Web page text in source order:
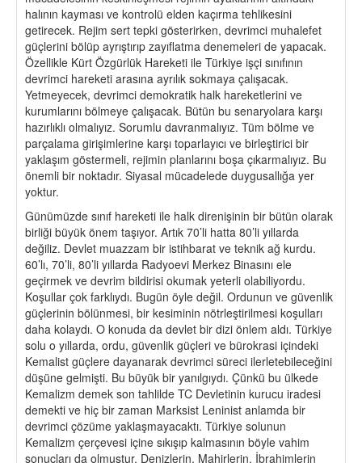
halının kayması ve kontrolü elden kaçırma tehlikesini
getirecek. Rejim sert tepki gösterirken, devrimci muhalefet
güçlerini bölüp ayrıştırıp zayıflatma denemeleri de yapacak.
Özellikle Kürt Özgürlük Hareketi ile Türkiye işçi sınıfının
devrimci hareketi arasına ayrılık sokmaya çalışacak.
Yetmeyecek, devrimci demokratik halk hareketlerini ve
kurumlarını bölmeye çalışacak. Bütün bu senaryolara karşı
hazırlıklı olmalıyız. Sorumlu davranmalıyız. Tüm bölme ve
parçalama girişimlerine karşı toparlayıcı ve birleştirici bir
yaklaşım göstermeli, rejimin planlarını boşa çıkarmalıyız. Bu
önemli bir noktadır. Siyasal mücadelede duygusallığa yer
yoktur.
Günümüzde sınıf hareketi ile halk direnişinin bir bütün olarak
birliği büyük önem taşıyor. Artık 70’li hatta 80’li yıllarda
değiliz. Devlet muazzam bir istihbarat ve teknik ağ kurdu.
60’lı, 70’li, 80’li yıllarda Radyoevi Merkez Binasını ele
geçirmek ve devrim bildirisi okumak yeterli olabiliyordu.
Koşullar çok farklıydı. Bugün öyle değil. Ordunun ve güvenlik
güçlerinin bölünmesi, bir kesiminin nötrleştirilmesi koşulları
daha kolaydı. O konuda da devlet bir dizi önlem aldı. Türkiye
solu o yıllarda, ordu, güvenlik güçleri ve bürokrasi içindeki
Kemalist güçlere dayanarak devrimci süreci ilerletebileceğini
düşüne gelmişti. Bu büyük bir yanılgıydı. Çünkü bu ülkede
Kemalizm demek son tahlilde TC Devletinin kurucu iradesi
demekti ve hiç bir zaman Marksist Leninist anlamda bir
devrimci çözüme yaklaşmayacaktı. Türkiye solunun
Kemalizm çerçevesi içine sıkışıp kalmasının böyle vahim
sonuçları da olmuştur. Denizlerin, Mahirlerin, İbrahimlerin